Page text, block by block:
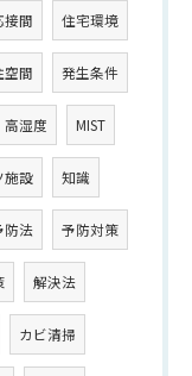
接間 住宅環境
空間 発生条件
高湿度 MIST
施設 知識
防法 予防対策
解決法
カビ清掃